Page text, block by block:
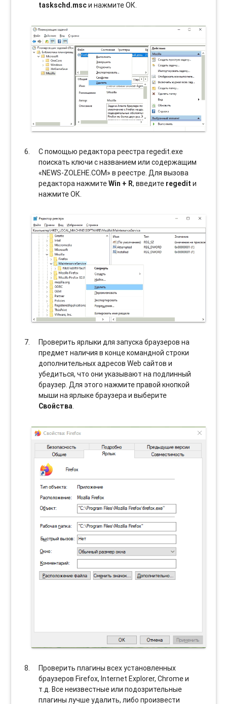
taskschd.mscи нажмите ОК.
С помощью редактора реестра regedit.exe
поискать ключи с названием или содержащим
«NEWS-ZOLEHE.COM» в реестре. Для вызова
редактора нажмитеWin + R, введите regedit и
нажмите ОК.
Проверить ярлыки для запуска браузеров на
предмет наличия в конце командной строки
дополнительных адресов Web сайтов и
убедиться, что они указывают на подлинный
браузер. Для этого нажмите правой кнопкой
мыши на ярлыке браузера и выберите
Свойства.
Проверить плагины всех установленных
браузеров Firefox, Internet Explorer, Chrome и
т.д. Все неизвестные или подозрительные
плагины лучше удалить, либо произвести